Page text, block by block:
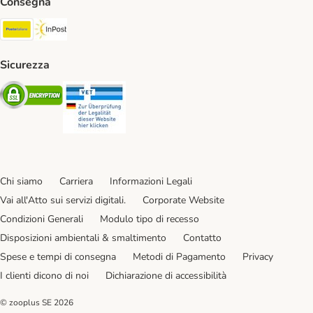
Poste Italiane. Shipping Method
Sicurezza
Security
Chi siamo Carriera
Informazioni Legali
Vai all'Atto sui servizi digitali.
Corporate Website
Condizioni Generali
Modulo tipo di recesso
Disposizioni ambientali & smaltimento
Contatto
Spese e tempi di consegna
Metodi di Pagamento
Privacy
I clienti dicono di noi
Dichiarazione di accessibilità
© zooplus SE 2026